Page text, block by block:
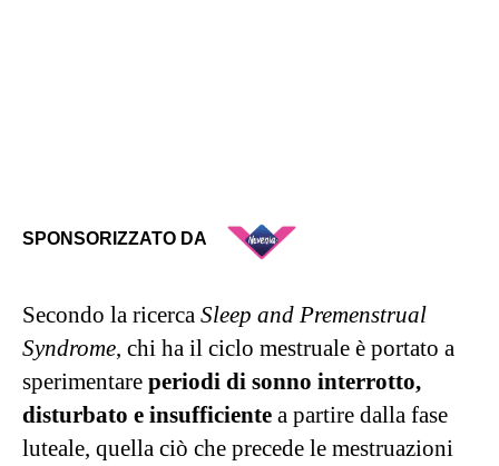
SPONSORIZZATO DA
Secondo la ricerca Sleep and Premenstrual
Syndrome, chi ha il ciclo mestruale è portato a
sperimentare periodi di sonno interrotto,
disturbato e insufficiente a partire dalla fase
luteale, quella ciò che precede le mestruazioni